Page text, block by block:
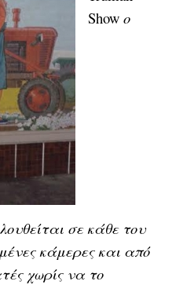
Show ο
σε κάθε του
κάμερες και από
χωρίς να το